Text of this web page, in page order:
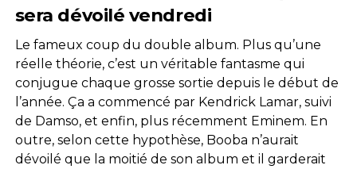
sera dévoilé vendredi
Le fameux coup du double album. Plus qu’une
réelle théorie, c’est un véritable fantasme qui
conjugue chaque grosse sortie depuis le début de
l’année. Ça a commencé par Kendrick Lamar, suivi
de Damso, et enfin, plus récemment Eminem. En
outre, selon cette hypothèse, Booba n’aurait
dévoilé que la moitié de son album et il garderait